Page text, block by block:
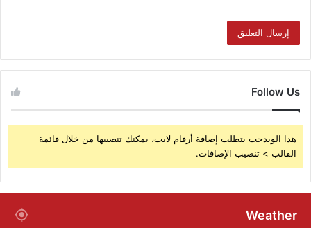
Follow Us
هذا الويدجت يتطلب إضافة أرقام لايت، يمكنك تنصيبها من خلال قائمة
القالب > تنصيب الإضافات.
Weather